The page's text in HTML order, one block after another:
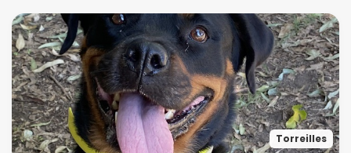
Torreilles
Chien
Chat
Âge
Rechercher